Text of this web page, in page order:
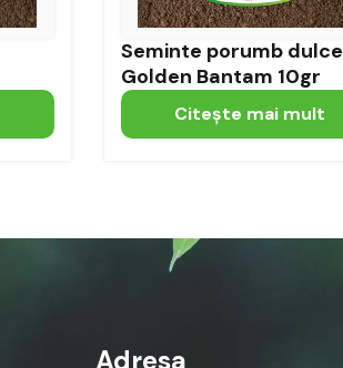
Seminte porumb dulce
Golden Bantam 10gr
Citeşte mai mult
Adresa